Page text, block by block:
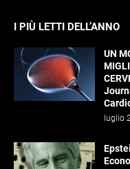
I PIÙ LETTI DELL’ANNO
UN
luglio